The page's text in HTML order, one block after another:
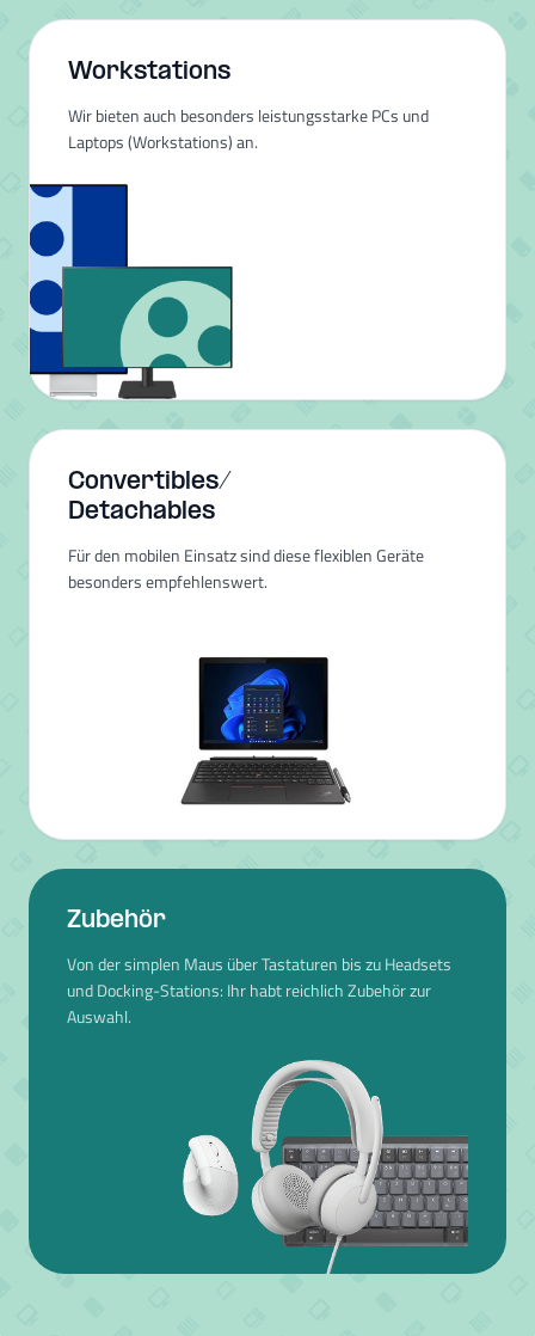
Workstations
Wir bieten auch besonders leistungsstarke PCs und
Laptops (Workstations) an.
Convertibles/
Detachables
Für den mobilen Einsatz sind diese flexiblen Geräte
besonders empfehlenswert.
Zubehör
Von der simplen Maus über Tastaturen bis zu Headsets
und Docking-Stations: Ihr habt reichlich Zubehör zur
Auswahl.